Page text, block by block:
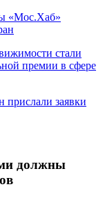
«Мос.Хаб»
стали
премии в сфере
прислали заявки
должны